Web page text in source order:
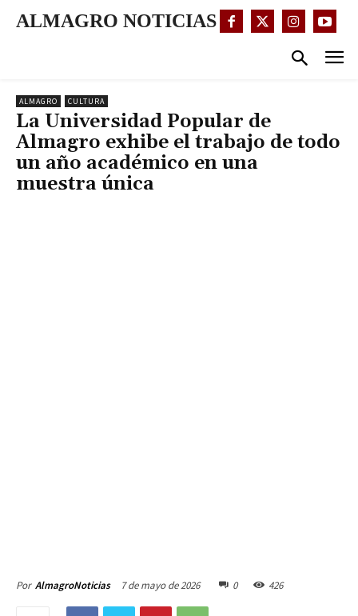
ALMAGRO NOTICIAS
ALMAGRO CULTURA
La Universidad Popular de
Almagro exhibe el trabajo de todo
un año académico en una
muestra única
Por AlmagroNoticias 7 de mayo de 2026 0 426